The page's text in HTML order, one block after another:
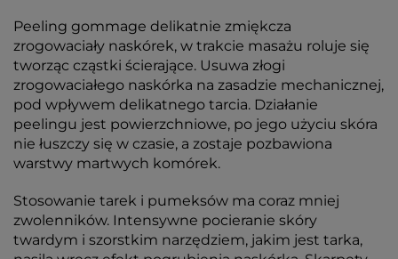
Peeling gommage delikatnie zmiękcza
zrogowaciały naskórek, w trakcie masażu roluje się
tworząc cząstki ścierające. Usuwa złogi
zrogowaciałego naskórka na zasadzie mechanicznej,
pod wpływem delikatnego tarcia. Działanie
peelingu jest powierzchniowe, po jego użyciu skóra
nie łuszczy się w czasie, a zostaje pozbawiona
warstwy martwych komórek.
Stosowanie tarek i pumeksów ma coraz mniej
zwolenników. Intensywne pocieranie skóry
twardym i szorstkim narzędziem, jakim jest tarka,